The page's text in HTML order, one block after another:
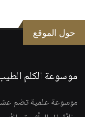
حول الموقع
موسوعة الكلم
موسوعة علمية تضم